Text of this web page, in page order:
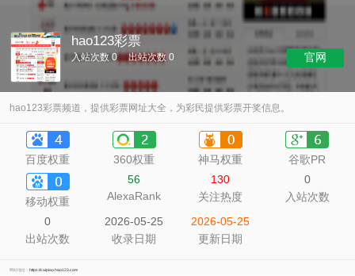
hao123彩票
入站次数 0 出站次数 0 官网
hao123彩票频道，提供彩票网址大全，为彩民提供彩票开奖信息。
百度权重 360权重 神马权重 谷歌PR
移动权重
56
AlexaRank
130
关注热度
0
入站次数
0
出站次数
2026-05-25
收录日期
2026-05-25
更新日期
网站地址： https://caipiao.hao123.com